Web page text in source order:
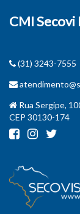
CMI Secovi
(31) 3243-7555
Rua Sergipe,
CEP 30130-174